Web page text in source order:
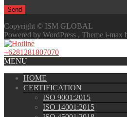
Copyright © ISM GLOBAL
Powered by WordPress , Theme i-max
+6281281807070
MENU
HOME
CERTIFICATION
ISO 9001:2015
ISO 14001:2015